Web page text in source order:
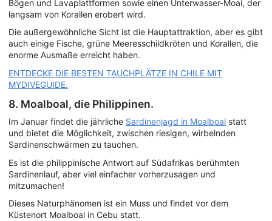
Bögen und Lavaplattformen sowie einen Unterwasser-Moai, der
langsam von Korallen erobert wird.
Die außergewöhnliche Sicht ist die Hauptattraktion, aber es gibt
auch einige Fische, grüne Meeresschildkröten und Korallen, die
enorme Ausmaße erreicht haben.
ENTDECKE DIE BESTEN TAUCHPLÄTZE IN CHILE MIT
MYDIVEGUIDE.
8. Moalboal, die Philippinen.
Im Januar findet die jährliche Sardinenjagd in Moalboal statt
und bietet die Möglichkeit, zwischen riesigen, wirbelnden
Sardinenschwärmen zu tauchen.
Es ist die philippinische Antwort auf Südafrikas berühmten
Sardinenlauf, aber viel einfacher vorherzusagen und
mitzumachen!
Dieses Naturphänomen ist ein Muss und findet vor dem
Küstenort Moalboal in Cebu statt.